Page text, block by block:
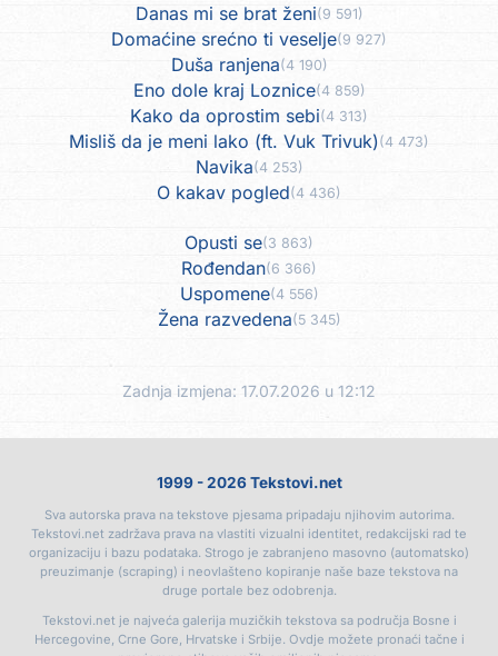
Danas mi se brat ženi(9 591)
Domaćine srećno ti veselje(9 927)
Duša ranjena(4 190)
Eno dole kraj Loznice(4 859)
Kako da oprostim sebi(4 313)
Misliš da je meni lako (ft. Vuk Trivuk)(4 473)
Navika(4 253)
O kakav pogled(4 436)
Opusti se(3 863)
Rođendan(6 366)
Uspomene(4 556)
Žena razvedena(5 345)
Zadnja izmjena: 17.07.2026 u 12:12
1999 - 2026 Tekstovi.net
Sva autorska prava na tekstove pjesama pripadaju njihovim autorima.
Tekstovi.net zadržava prava na vlastiti vizualni identitet, redakcijski rad te
organizaciju i bazu podataka. Strogo je zabranjeno masovno (automatsko)
preuzimanje (scraping) i neovlašteno kopiranje naše baze tekstova na
druge portale bez odobrenja.
Tekstovi.net je najveća galerija muzičkih tekstova sa područja Bosne i
Hercegovine, Crne Gore, Hrvatske i Srbije. Ovdje možete pronaći tačne i